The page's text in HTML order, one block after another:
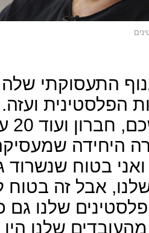
התעסוקתי
הפלסטינית
היחידה
בטוח שנשרוד
אבל זה בטוח
שלנו
שלנו